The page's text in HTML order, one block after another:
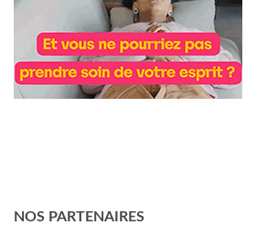
NOS PARTENAIRES